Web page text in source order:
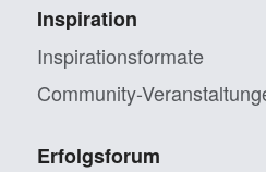
Inspiration
Inspirationsformate
Community-
Erfolgsforum